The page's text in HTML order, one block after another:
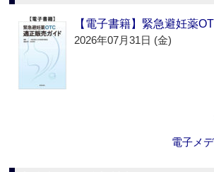
【電子書籍】緊急避妊薬
2026年07月31日 (金)
電子メ